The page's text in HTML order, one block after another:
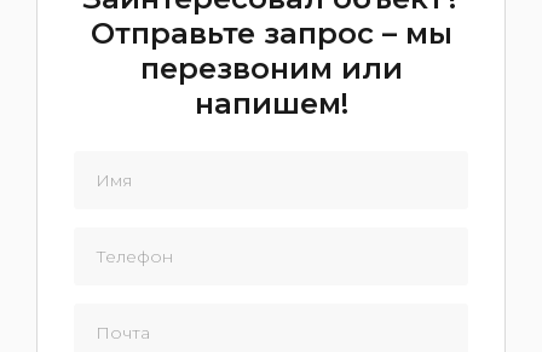
Отправьте запрос – мы
перезвоним или
напишем!